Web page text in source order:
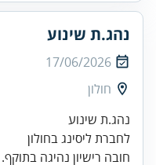
נהג.ת שינוע
17/06/2026
חולון